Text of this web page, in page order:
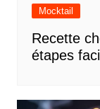
Mocktail
Recette
étapes